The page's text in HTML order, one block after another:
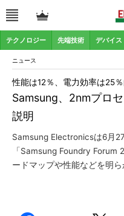
テクノロジー 先端技術 デバイス
ニュース
Samsung、2nmプロ
説明
性能は12％、電力効率は25
Samsung Electronicsは6月
「Samsung Foundry Forum
ードマップや性能などを明ら